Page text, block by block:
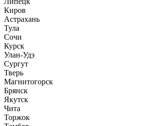
Киров
Астрахань
Тула
Сочи
Курск
Улан-Удэ
Сургут
Тверь
Магнитогорск
Брянск
Якутск
Чита
Торжок